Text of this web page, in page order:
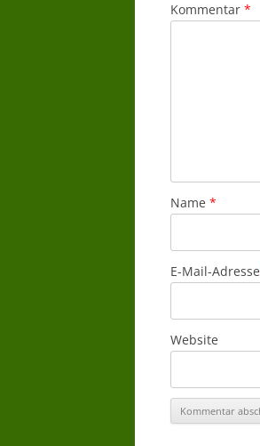
Kommentar *
Name *
E-Mail-Adresse
Website